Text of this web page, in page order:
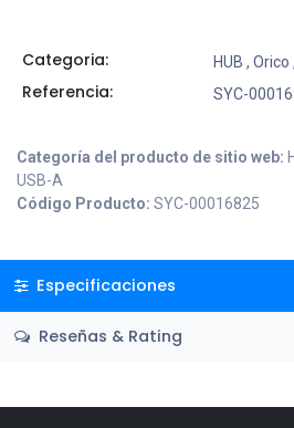
Categoria: HUB , Orico ,
Referencia: SYC-
Categoría del producto de sitio web:
USB-A
Código Producto: SYC-00016825
Especificaciones
Reseñas & Rating